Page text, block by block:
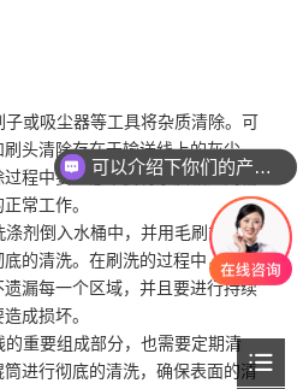
或吸尘器等工具将杂质清除。可
头清除存在于输送线上的灰尘、
程中要注意不要将杂质吸入到输
常工作。
剂倒入水桶中，并用毛刷或抹布
的清洗。在刷洗的过程中，要注
漏每一个区域，并且要进行持续
成损坏。
重要组成部分，也需要定期清
进行彻底的清洗，确保表面的清
可以介绍下你们的产品么